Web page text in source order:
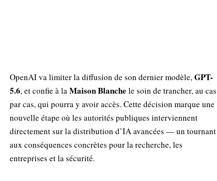
OpenAI va limiter la diffusion de son dernier modèle,GPT-
5.6, et confie à laMaison Blanche le soin de trancher, au cas
par cas, qui pourra y avoir accès. Cette décision marque une
nouvelle étape où les autorités publiques interviennent
directement sur la distribution d’IA avancées — un tournant
aux conséquences concrètes pour la recherche, les
entreprises et la sécurité.